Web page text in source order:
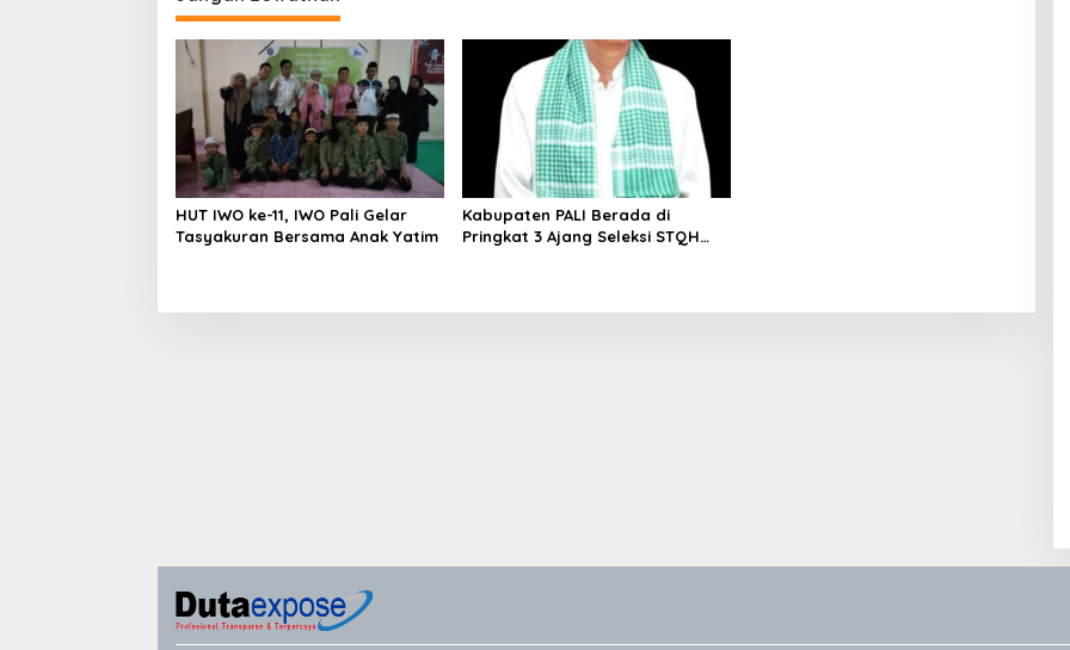
HUT IWO ke-11, IWO Pali Gelar
Tasyakuran Bersama Anak Yatim
Kabupaten PALI Berada di
Pringkat 3 Ajang Seleksi STQH